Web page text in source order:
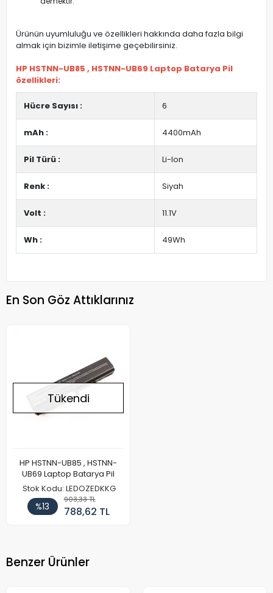
Ürünün uyumluluğu ve özellikleri hakkında daha fazla bilgi
almak için bizimle iletişime geçebilirsiniz.
HP HSTNN-UB85 , HSTNN-UB69 Laptop Batarya Pil
özellikleri:
Hücre Sayısı : 6
mAh : 4400mAh
Pil Türü : Li-Ion
Renk : Siyah
Volt : 11.1V
Wh : 49Wh
En Son Göz Attıklarınız
Tükendi
HP HSTNN-UB85 , HSTNN-
UB69 Laptop Batarya Pil
Stok Kodu: LEDOZEDKKG
%13
903,33 TL
788,62 TL
Benzer Ürünler